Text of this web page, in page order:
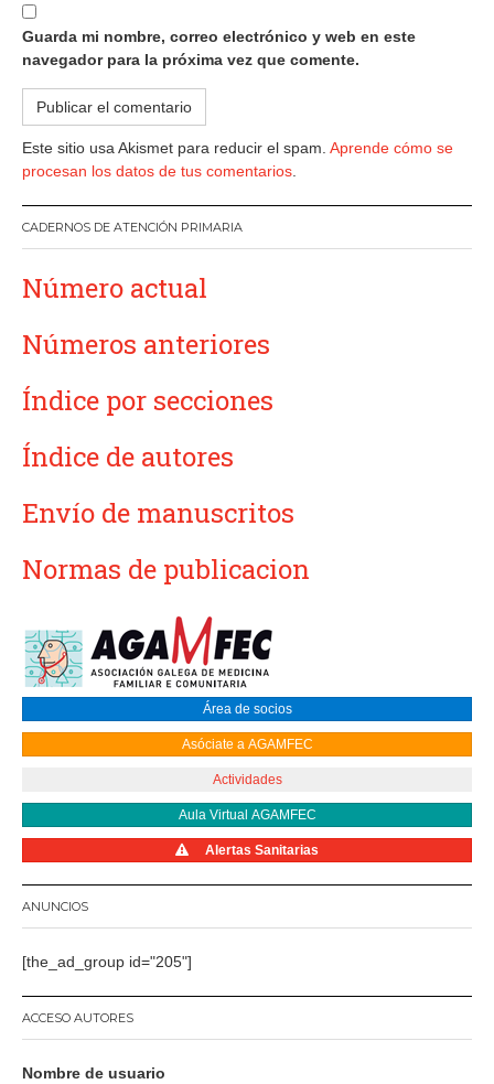
Guarda mi nombre, correo electrónico y web en este
navegador para la próxima vez que comente.
Este sitio usa Akismet para reducir el spam. Aprende cómo se
procesan los datos de tus comentarios.
CADERNOS DE ATENCIÓN PRIMARIA
Número actual
Números anteriores
Índice por secciones
Índice de autores
Envío de manuscritos
Normas de publicacion
Área de socios
Asóciate a AGAMFEC
Actividades
Aula Virtual AGAMFEC
Alertas Sanitarias
ANUNCIOS
[the_ad_group id="205"]
ACCESO AUTORES
Nombre de usuario